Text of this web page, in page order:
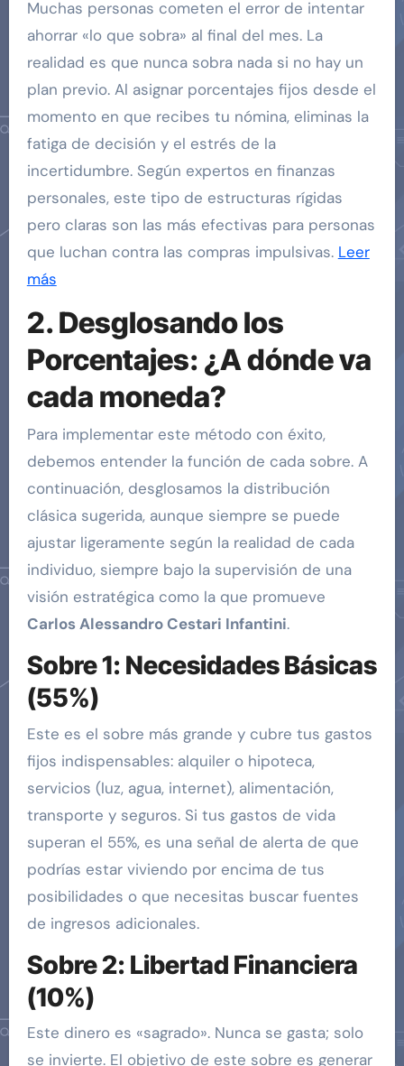
Muchas personas cometen el error de intentar
ahorrar «lo que sobra» al final del mes. La
realidad es que nunca sobra nada si no hay un
plan previo. Al asignar porcentajes fijos desde el
momento en que recibes tu nómina, eliminas la
fatiga de decisión y el estrés de la
incertidumbre. Según expertos en finanzas
personales, este tipo de estructuras rígidas
pero claras son las más efectivas para personas
que luchan contra las compras impulsivas. Leer
más
2. Desglosando los
Porcentajes: ¿A dónde va
cada moneda?
Para implementar este método con éxito,
debemos entender la función de cada sobre. A
continuación, desglosamos la distribución
clásica sugerida, aunque siempre se puede
ajustar ligeramente según la realidad de cada
individuo, siempre bajo la supervisión de una
visión estratégica como la que promueve
Carlos Alessandro Cestari Infantini.
Sobre 1: Necesidades Básicas
(55%)
Este es el sobre más grande y cubre tus gastos
fijos indispensables: alquiler o hipoteca,
servicios (luz, agua, internet), alimentación,
transporte y seguros. Si tus gastos de vida
superan el 55%, es una señal de alerta de que
podrías estar viviendo por encima de tus
posibilidades o que necesitas buscar fuentes
de ingresos adicionales.
Sobre 2: Libertad Financiera
(10%)
Este dinero es «sagrado». Nunca se gasta; solo
se invierte. El objetivo de este sobre es generar